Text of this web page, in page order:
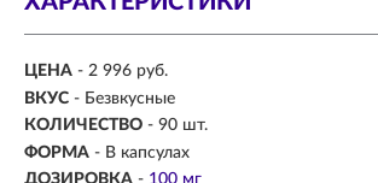
ЦЕНА - 2 996 руб.
ВКУС - Безвкусные
КОЛИЧЕСТВО - 90 шт.
ФОРМА - В капсулах
ДОЗИРОВКА - 100 мг